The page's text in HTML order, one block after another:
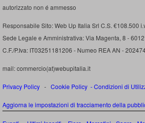
autorizzato non é ammesso
Responsabile Sito: Web Up Italia Srl C.S. €108.500
Sede Legale e Amministrativa: Via Magenta, 8 -
C.F./P.Iva: IT03251181206 - Numeo REA AN -
mail: commercio(at)webupitalia.it
Privacy Policy - Cookie Policy -Condizioni di
Aggiorna le impostazioni di tracciamento della